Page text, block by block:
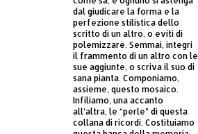
dal giudicare la forma e la
perfezione stilistica dello
scritto di un altro, o eviti di
polemizzare. Semmai, integri
il frammento di un altro con le
sue aggiunte, o scriva il suo di
sana pianta. Componiamo,
assieme, questo mosaico.
Infiliamo, una accanto
all’altra, le “perle” di questa
collana di ricordi. Costituiamo